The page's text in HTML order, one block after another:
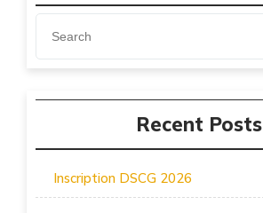
Recent Posts
Inscription DSCG 2026